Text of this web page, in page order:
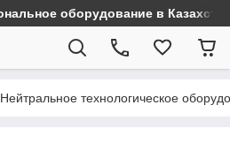
оборудование в
Нейтральное технологическое